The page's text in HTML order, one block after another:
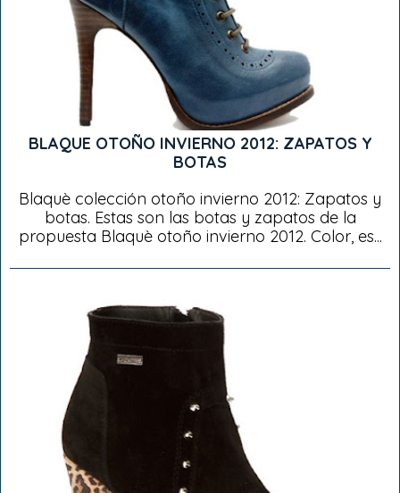
BLAQUE OTOÑO INVIERNO 2012: ZAPATOS Y
BOTAS
Blaquè colección otoño invierno 2012: Zapatos y
botas. Estas son las botas y zapatos de la
propuesta Blaquè otoño invierno 2012. Color, es...